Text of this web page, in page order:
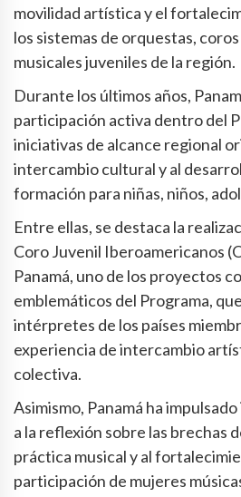
movilidad artística y el
los sistemas de orquestas,
musicales juveniles de la región.
Durante los últimos años,
participación activa dentro del
iniciativas de alcance regional
intercambio cultural y al
formación para niñas, niños,
Entre ellas, se destaca la
Coro Juvenil Iberoamericanos
Panamá, uno de los proyectos
emblemáticos del Programa,
intérpretes de los países
experiencia de intercambio
colectiva.
Asimismo, Panamá ha
a la reflexión sobre las brechas
práctica musical y al
participación de mujeres